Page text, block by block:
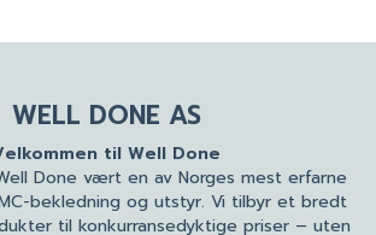
WELL DONE AS
til Well Done
Done vært en av Norges mest erfarne
bekledning og utstyr. Vi tilbyr et bredt
til konkurransedyktige priser – uten